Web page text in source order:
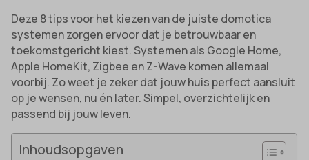
Deze 8 tips voor het kiezen van de juiste domotica
systemen zorgen ervoor dat je betrouwbaar en
toekomstgericht kiest. Systemen als Google Home,
Apple HomeKit, Zigbee en Z-Wave komen allemaal
voorbij. Zo weet je zeker dat jouw huis perfect aansluit
op je wensen, nu én later. Simpel, overzichtelijk en
passend bij jouw leven.
Inhoudsopgaven